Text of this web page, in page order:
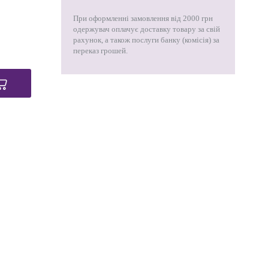
При оформленні замовлення від 2000 грн
одержувач оплачує доставку товару за свій
рахунок, а також послуги банку (комісія) за
переказ грошей.